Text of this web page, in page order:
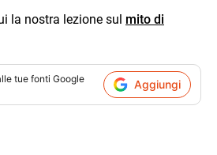
la nostra lezione sul mito di
tue fonti Google
Aggiungi